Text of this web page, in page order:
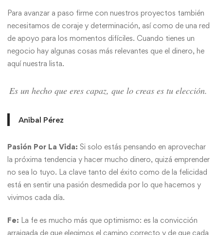
Para avanzar a paso firme con nuestros proyectos también
necesitamos de coraje y determinación, así como de una red
de apoyo para los momentos difíciles. Cuando tienes un
negocio hay algunas cosas más relevantes que el dinero, he
aquí nuestra lista.
Es un hecho que eres capaz, que lo creas es tu elección.
Anibal Pérez
Pasión Por La Vida: Si solo estás pensando en aprovechar
la próxima tendencia y hacer mucho dinero, quizá emprender
no sea lo tuyo. La clave tanto del éxito como de la felicidad
está en sentir una pasión desmedida por lo que hacemos y
vivimos cada día.
Fe: La fe es mucho más que optimismo: es la convicción
arraigada de que elegimos el camino correcto y de que cada